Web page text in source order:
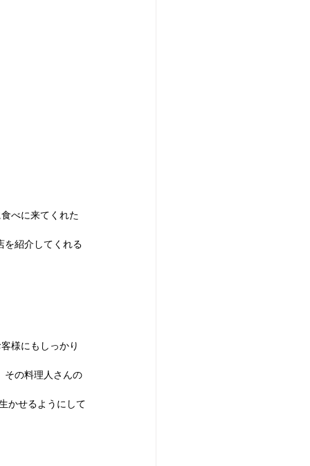
べに来てくれた
を紹介してくれる
様にもしっかり
その料理人さんの
かせるようにして